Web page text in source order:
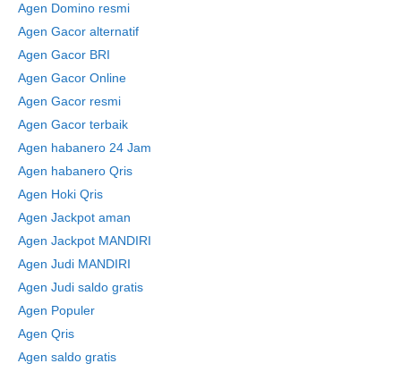
Agen Domino resmi
Agen Gacor alternatif
Agen Gacor BRI
Agen Gacor Online
Agen Gacor resmi
Agen Gacor terbaik
Agen habanero 24 Jam
Agen habanero Qris
Agen Hoki Qris
Agen Jackpot aman
Agen Jackpot MANDIRI
Agen Judi MANDIRI
Agen Judi saldo gratis
Agen Populer
Agen Qris
Agen saldo gratis